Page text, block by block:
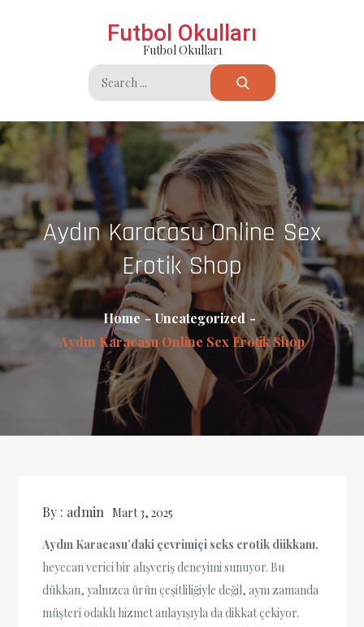
Futbol Okulları
Futbol Okulları
Search
for:
Aydın Karacasu Online Sex
Erotik Shop
Home
Uncategorized
Aydın Karacasu Online Sex Erotik Shop
By : admin Mart 3, 2025
Aydın Karacasu’daki çevrimiçi seks erotik dükkanı,
heyecan verici bir alışveriş deneyimi sunuyor. Bu
dükkan, yalnızca ürün çeşitliliğiyle değil, aynı zamanda
müşteri odaklı hizmet anlayışıyla da dikkat çekiyor.